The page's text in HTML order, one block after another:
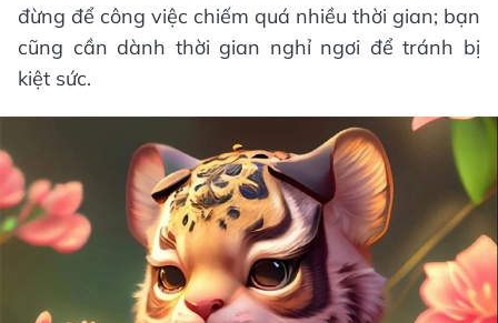
đừng để công việc chiếm quá nhiều thời gian; bạn
cũng cần dành thời gian nghỉ ngơi để tránh bị
kiệt sức.